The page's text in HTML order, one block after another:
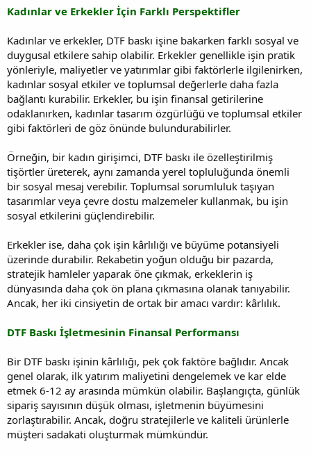
Kadınlar ve Erkekler İçin Farklı Perspektifler
Kadınlar ve erkekler, DTF baskı işine bakarken farklı sosyal ve
duygusal etkilere sahip olabilir. Erkekler genellikle işin pratik
yönleriyle, maliyetler ve yatırımlar gibi faktörlerle ilgilenirken,
kadınlar sosyal etkiler ve toplumsal değerlerle daha fazla
bağlantı kurabilir. Erkekler, bu işin finansal getirilerine
odaklanırken, kadınlar tasarım özgürlüğü ve toplumsal etkiler
gibi faktörleri de göz önünde bulundurabilirler.
Örneğin, bir kadın girişimci, DTF baskı ile özelleştirilmiş
tişörtler üreterek, aynı zamanda yerel topluluğunda önemli
bir sosyal mesaj verebilir. Toplumsal sorumluluk taşıyan
tasarımlar veya çevre dostu malzemeler kullanmak, bu işin
sosyal etkilerini güçlendirebilir.
Erkekler ise, daha çok işin kârlılığı ve büyüme potansiyeli
üzerinde durabilir. Rekabetin yoğun olduğu bir pazarda,
stratejik hamleler yaparak öne çıkmak, erkeklerin iş
dünyasında daha çok ön plana çıkmasına olanak tanıyabilir.
Ancak, her iki cinsiyetin de ortak bir amacı vardır: kârlılık.
DTF Baskı İşletmesinin Finansal Performansı
Bir DTF baskı işinin kârlılığı, pek çok faktöre bağlıdır. Ancak
genel olarak, ilk yatırım maliyetini dengelemek ve kar elde
etmek 6-12 ay arasında mümkün olabilir. Başlangıçta, günlük
sipariş sayısının düşük olması, işletmenin büyümesini
zorlaştırabilir. Ancak, doğru stratejilerle ve kaliteli ürünlerle
müşteri sadakati oluşturmak mümkündür.